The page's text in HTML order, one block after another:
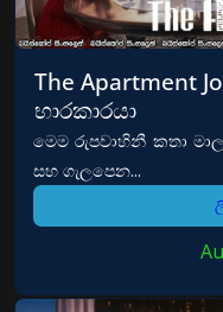
The Apartment
භාරකාරයා
මෙම රුපවාහිනී කතා
සහ ගැලපෙන...